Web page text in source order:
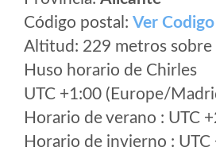
Código postal: Ver Codigo
Altitud: 229 metros sobre
Huso horario de Chirles
UTC +1:00 (Europe/
Horario de verano : UTC
Horario de invierno : UTC